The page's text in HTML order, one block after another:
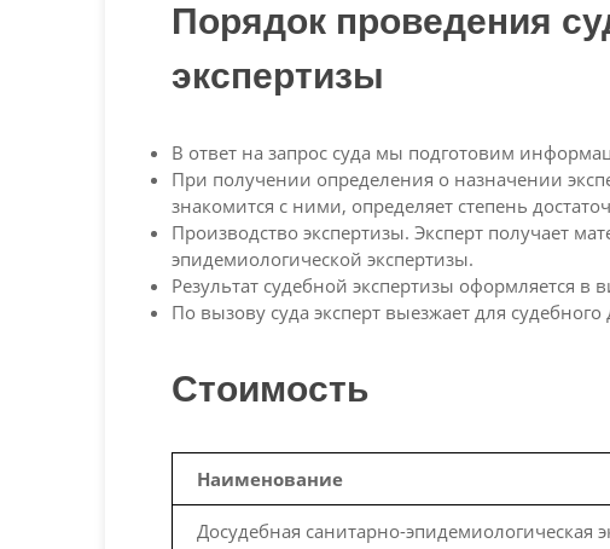
Порядок проведения
экспертизы
В ответ на запрос суда мы подготовим
При получении определения о назначении
знакомится с ними, определяет степень
Производство экспертизы. Эксперт получает
эпидемиологической экспертизы.
Результат судебной экспертизы оформляется в
По вызову суда эксперт выезжает для
Стоимость
Наименование
Досудебная санитарно-эпидемиологическая